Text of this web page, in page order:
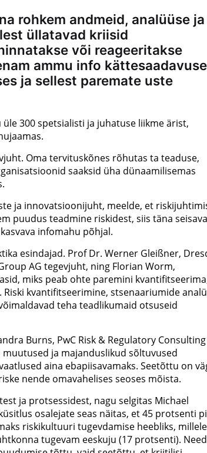
rohkem andmeid, analüüse ja
üllatavad kriisid
või reageeritakse
ammu info
ja sellest paremate uste
üle 300 spetsialisti ja juhatuse liikme ärist,
Oma tervituskõnes rõhutas ta teaduse,
saaksid üha dünaamilisemas
ja innovatsioonijuht, meelde, et
puudus teadmine riskidest, siis täna
infomahu põhjal.
esindajad. Prof Dr. Werner Gleißner,
AG tegevjuht, ning Florian Worm,
miks peab ohte paremini
kvantifitseerimine, stsenaariumide
teha teadlikumaid otsuseid
Burns, PwC Risk & Regulatory Consulting
ja majanduslikud sõltuvused
aina ebapiisavamaks. Seetõttu on
nende omavahelises seoses mõista.
ja protsessidest, nagu selgitas Michael
osalejate seas näitas, et 45 protsenti
riskikultuuri tugevdamise heebliks, millele
tugevam eeskuju (17 protsenti). Need